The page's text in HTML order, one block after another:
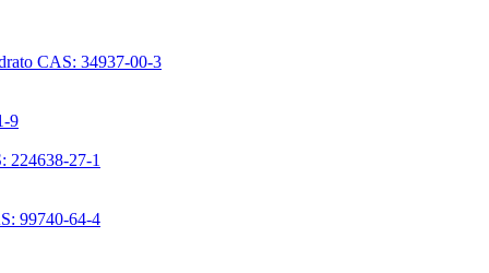
CAS: 34937-00-3
9
224638-27-1
99740-64-4